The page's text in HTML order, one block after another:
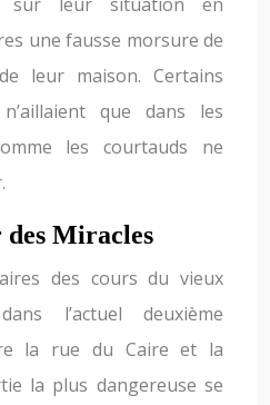
une fausse morsure de
leur maison. Certains
que dans les
les courtauds ne
Miracles
des cours du vieux
l’actuel deuxième
la rue du Caire et la
la plus dangereuse se